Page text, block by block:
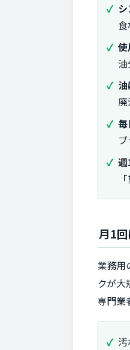
食
廃
月1
業務用
クが大
専門業